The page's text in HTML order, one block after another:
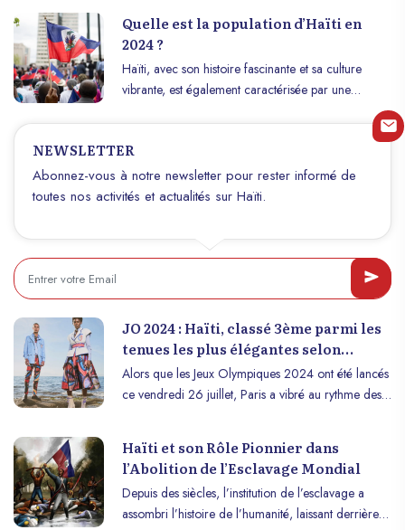
vibrante, son patrimoine unique et sa résilience face
aux défis.
Quelle est la population d’Haïti en
2024 ?
Haïti, avec son histoire fascinante et sa culture
vibrante, est également caractérisée par une
d’habitants compte exactement ce pays insulaire en
2024 ? Voici une exploration des données
démographiques actuelles et de leur signification
pour l’avenir d’Haïti.
NEWSLETTER
Abonnez-vous à notre newsletter pour rester informé de
toutes nos activités et actualités sur Haïti.
JO 2024 : Haïti, classé 3ème parmi les
tenues les plus élégantes selon
Forbes
Alors que les Jeux Olympiques 2024 ont été lancés
ce vendredi 26 juillet, Paris a vibré au rythme des
délégations, Haïti a su se démarquer avec un
uniforme olympique qui a attiré l’attention
internationale, se classant troisième dans le top 10
des uniformes les plus élégants, selon Forbes.
Haïti et son Rôle Pionnier dans
l’Abolition de l’Esclavage Mondial
Depuis des siècles, l’institution de l’esclavage a
assombri l’histoire de l’humanité, laissant derrière